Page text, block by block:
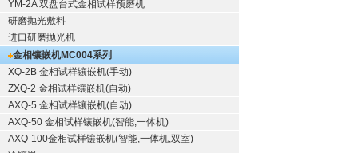
YM-2A 双盘台式金相试样预磨机
研磨抛光敷料
进口研磨抛光机
金相镶嵌机MC004系列
XQ-2B 金相试样镶嵌机(手动)
ZXQ-2 金相试样镶嵌机(自动)
AXQ-5 金相试样镶嵌机(自动)
AXQ-50 金相试样镶嵌机(智能,一体机)
AXQ-100金相试样镶嵌机(智能,一体机,双室)